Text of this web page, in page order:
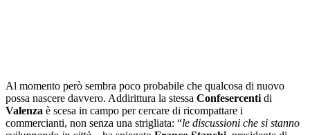
Al momento però sembra poco probabile che qualcosa di nuovo
possa nascere davvero. Addirittura la stessa Confesercenti di
Valenza è scesa in campo per cercare di ricompattare i
commercianti, non senza una strigliata: “le discussioni che si stanno